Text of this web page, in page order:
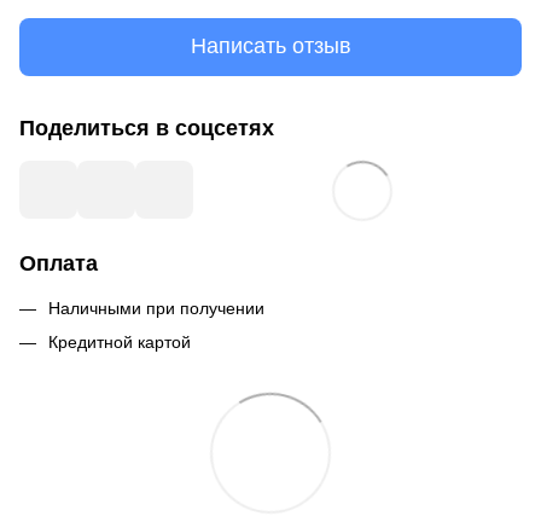
Написать отзыв
Поделиться в соцсетях
Оплата
Наличными при получении
Кредитной картой